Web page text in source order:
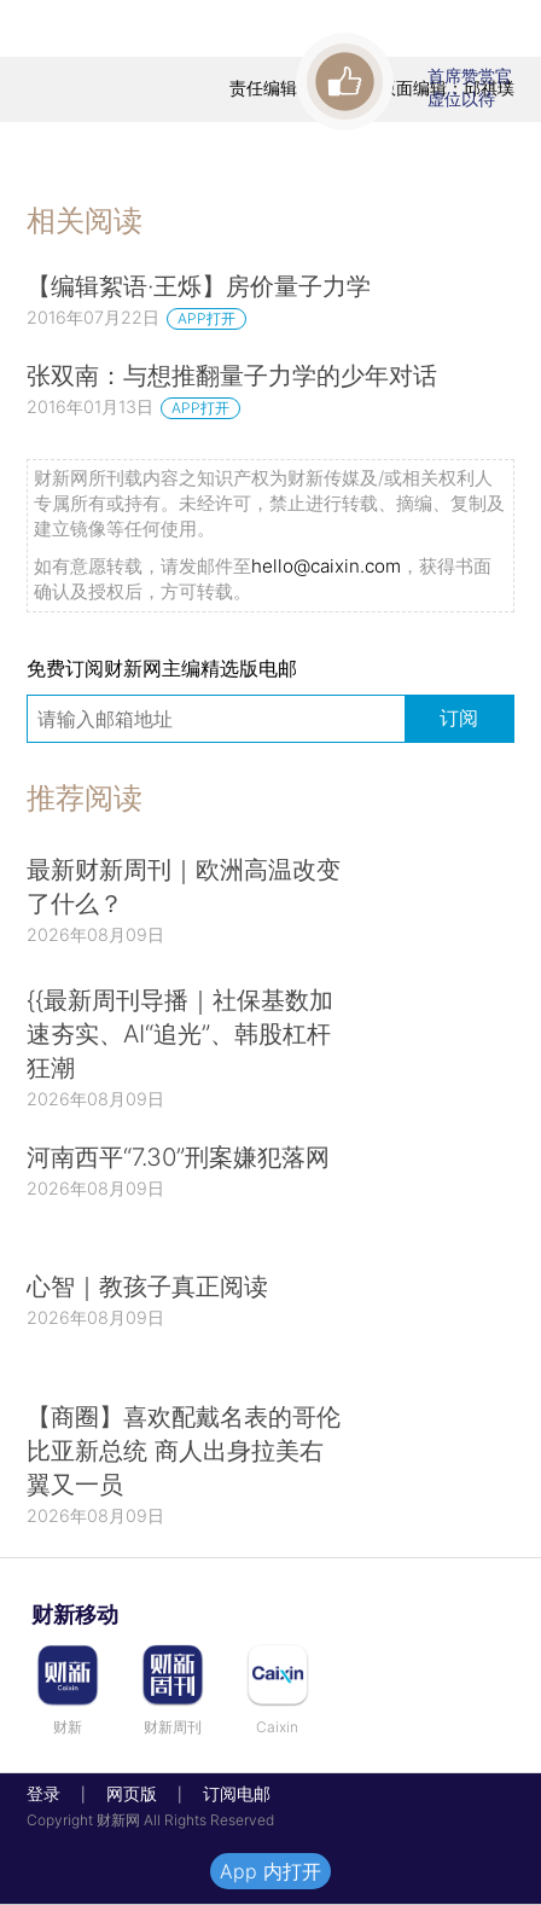
责任编辑：于达维 | 版面编辑：邱祺璞
首席赞赏官
虚位以待
相关阅读
【编辑絮语·王烁】房价量子力学
2016年07月22日 APP打开
张双南：与想推翻量子力学的少年对话
2016年01月13日 APP打开
财新网所刊载内容之知识产权为财新传媒及/或相关权利人
专属所有或持有。未经许可，禁止进行转载、摘编、复制及
建立镜像等任何使用。
如有意愿转载，请发邮件至hello@caixin.com ，获得书面
确认及授权后，方可转载。
免费订阅财新网主编精选版电邮
订阅
推荐阅读
最新财新周刊｜欧洲高温改变
了什么？
2026年08月09日
{{最新周刊导播｜社保基数加
速夯实、AI“追光”、韩股杠杆
狂潮
2026年08月09日
河南西平“7.30”刑案嫌犯落网
2026年08月09日
心智｜教孩子真正阅读
2026年08月09日
【商圈】喜欢配戴名表的哥伦
比亚新总统 商人出身拉美右
翼又一员
2026年08月09日
财新移动
财新 财新周刊 Caixin
登录 网页版 订阅电邮
Copyright 财新网 All Rights Reserved
App 内打开